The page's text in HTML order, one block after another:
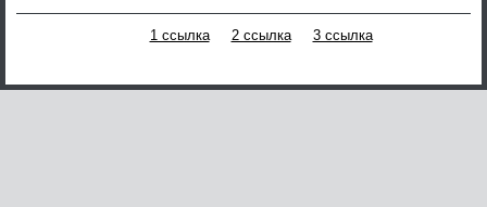
1 ссылка 2 ссылка 3 ссылка